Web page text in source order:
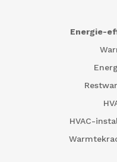
Energie-
HVAC-